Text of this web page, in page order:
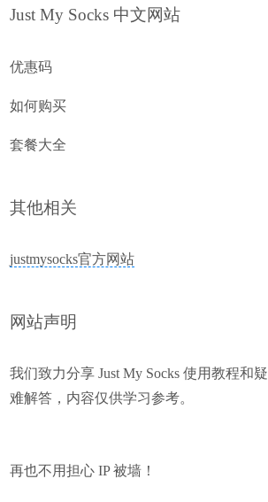
Just My Socks 中文网站
优惠码
如何购买
套餐大全
其他相关
justmysocks官方网站
网站声明
我们致力分享 Just My Socks 使用教程和疑
难解答，内容仅供学习参考。
再也不用担心 IP 被墙！